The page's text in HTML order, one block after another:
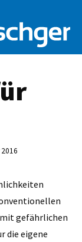
gefährlichen
die eigene